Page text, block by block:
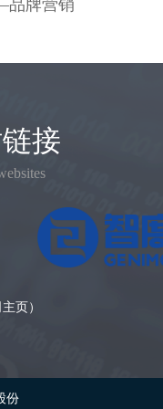
牌营销
接
页）
份